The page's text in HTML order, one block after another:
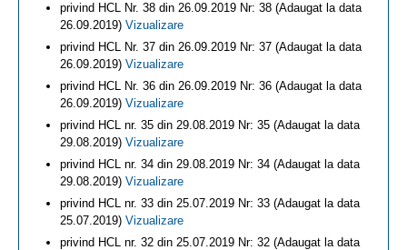
privind HCL Nr. 38 din 26.09.2019 Nr: 38 (Adaugat la data
26.09.2019) Vizualizare
privind HCL Nr. 37 din 26.09.2019 Nr: 37 (Adaugat la data
26.09.2019) Vizualizare
privind HCL Nr. 36 din 26.09.2019 Nr: 36 (Adaugat la data
26.09.2019) Vizualizare
privind HCL nr. 35 din 29.08.2019 Nr: 35 (Adaugat la data
29.08.2019) Vizualizare
privind HCL nr. 34 din 29.08.2019 Nr: 34 (Adaugat la data
29.08.2019) Vizualizare
privind HCL nr. 33 din 25.07.2019 Nr: 33 (Adaugat la data
25.07.2019) Vizualizare
privind HCL nr. 32 din 25.07.2019 Nr: 32 (Adaugat la data